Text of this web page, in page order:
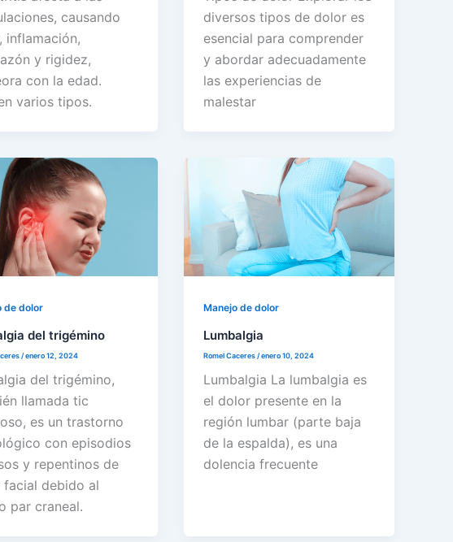
causando
inflamación,
y rigidez,
con la edad.
varios tipos.
diversos tipos de dolor es
esencial para comprender
y abordar adecuadamente
las experiencias de
malestar
de dolor
del trigémino
/enero 12, 2024
del trigémino,
llamada tic
es un trastorno
con episodios
y repentinos de
facial debido al
par craneal.
Manejo de dolor
Lumbalgia
Romel Caceres/enero 10, 2024
Lumbalgia La lumbalgia es
el dolor presente en la
región lumbar (parte baja
de la espalda), es una
dolencia frecuente